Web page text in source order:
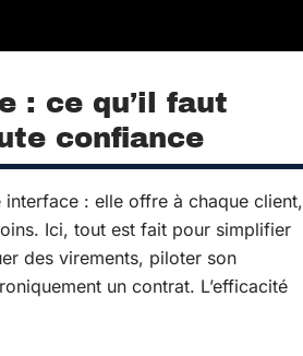
: ce qu’il faut
confiance
interface : elle offre à chaque client,
Ici, tout est fait pour simplifier
des virements, piloter son
un contrat. L’efficacité